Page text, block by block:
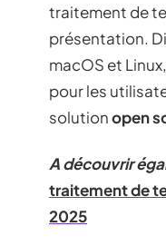
traitement de
présentation.
macOS et
pour les
solutionopen
A découvrir
traitement de
2025